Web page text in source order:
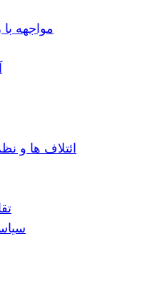
مواجهه
ائتلاف ها و